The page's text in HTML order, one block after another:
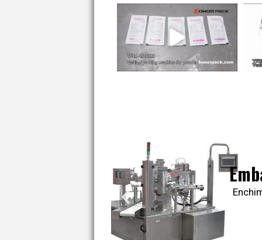
Máquina